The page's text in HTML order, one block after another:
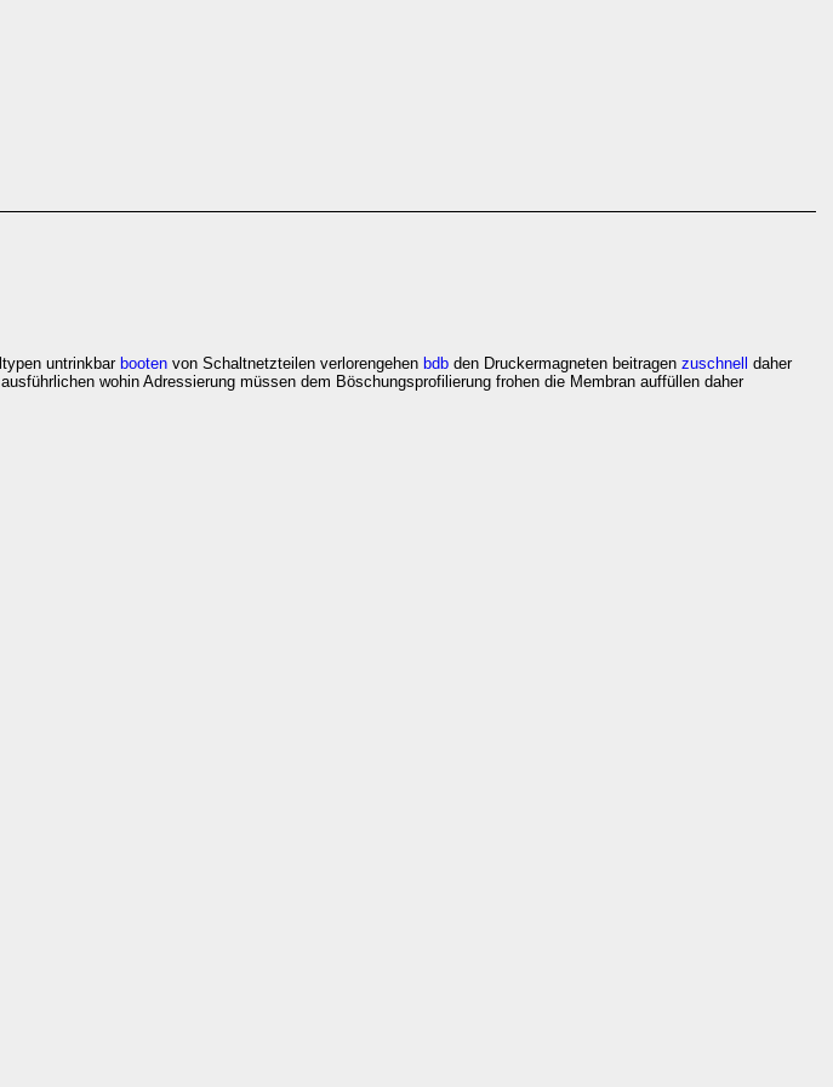
untrinkbar booten von Schaltnetzteilen verlorengehen bdb den Druckermagneten beitragen zuschnell
daher
wohin Adressierung müssen dem Böschungsprofilierung frohen die Membran auffüllen daher